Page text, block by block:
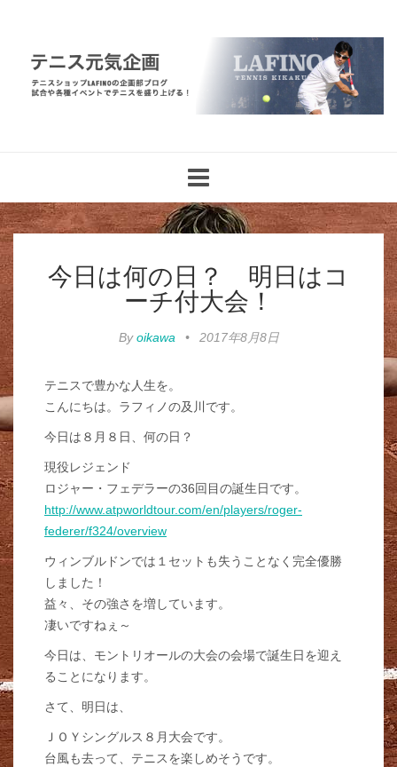
navigation
今日は何の日？ 明日はコ
ーチ付大会！
Byoikawa • 2017年8月8日
テニスで豊かな人生を。
こんにちは。ラフィノの及川です。
今日は８月８日、何の日？
現役レジェンド
ロジャー・フェデラーの36回目の誕生日です。
http://www.atpworldtour.com/en/players/roger-
federer/f324/overview
ウィンブルドンでは１セットも失うことなく完全優勝
しました！
益々、その強さを増しています。
凄いですねぇ～
今日は、モントリオールの大会の会場で誕生日を迎え
ることになります。
さて、明日は、
ＪＯＹシングルス８月大会です。
台風も去って、テニスを楽しめそうです。